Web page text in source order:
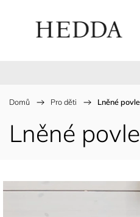
Domů / Pro děti / Lněné
Lněné